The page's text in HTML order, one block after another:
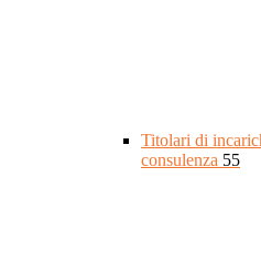
Titolari di
consulenza 55